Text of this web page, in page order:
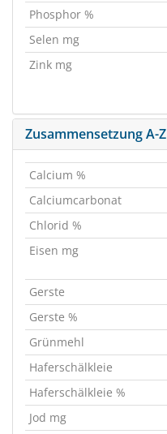
Phosphor %
Selen mg
Zink mg
Zusammensetzung A-Z
Calcium %
Calciumcarbonat
Chlorid %
Eisen mg
Gerste
Gerste %
Grünmehl
Haferschälkleie
Haferschälkleie %
Jod mg